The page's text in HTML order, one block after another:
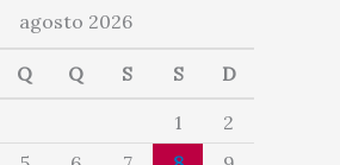
agosto 2026
Q Q S S D
1
2